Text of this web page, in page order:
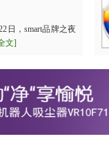
日，smart品牌之夜
文]